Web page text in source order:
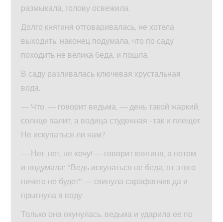
размыкала, голову освежила.
Долго княгиня отговаривалась, не хотела
выходить, наконец подумала, что по саду
походить не велика беда, и пошла.
В саду разливалась ключевая хрустальная
вода.
— Что, — говорит ведьма, — день такой жаркий,
солнце палит, а водица студенная -так и плещет.
Не искупаться ли нам?
— Нет, нет, не хочу! — говорит княгиня, а потом
и подумала: "Ведь искупаться не беда, от этого
ничего не будет" — скинула сарафанчик да и
прыгнула в воду.
Только она окунулась, ведьма и ударила ее по